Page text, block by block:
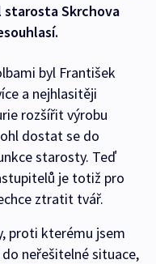
Skrchova
byl František
a nejhlasitěji
rozšířit výrobu
dostat se do
starosty. Teď
je totiž pro
ztratit tvář.
proti kterému jsem
neřešitelné situace,